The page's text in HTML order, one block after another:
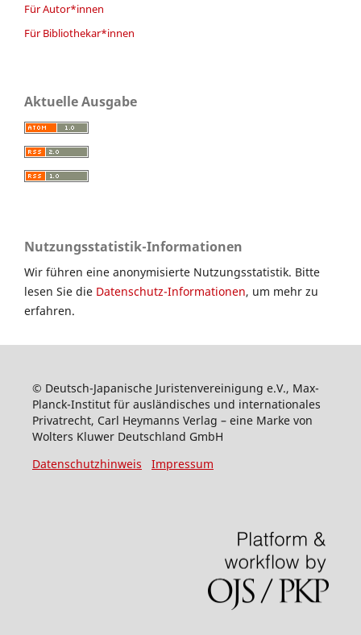
Für Autor*innen
Für Bibliothekar*innen
Aktuelle Ausgabe
Nutzungsstatistik-Informationen
Wir führen eine anonymisierte Nutzungsstatistik. Bitte
lesen Sie die Datenschutz-Informationen, um mehr zu
erfahren.
© Deutsch-Japanische Juristenvereinigung e.V., Max-
Planck-Institut für ausländisches und internationales
Privatrecht, Carl Heymanns Verlag – eine Marke von
Wolters Kluwer Deutschland GmbH
Datenschutzhinweis
Impressum